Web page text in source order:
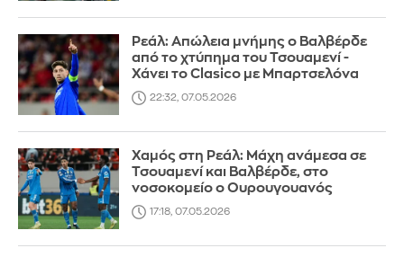
Ρεάλ: Απώλεια μνήμης ο Βαλβέρδε
από το χτύπημα του Τσουαμενί -
Χάνει το Clasico με Μπαρτσελόνα
22:32, 07.05.2026
Χαμός στη Ρεάλ: Μάχη ανάμεσα σε
Τσουαμενί και Βαλβέρδε, στο
νοσοκομείο ο Ουρουγουανός
17:18, 07.05.2026